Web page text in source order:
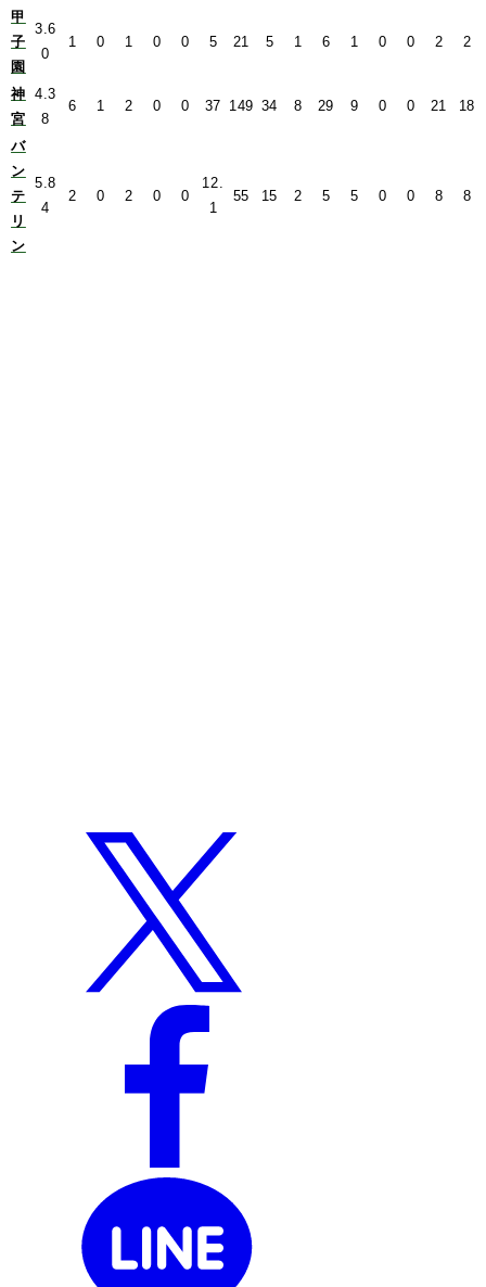
甲
子
園
3.6
0
1 0 1 0 0 5 21 5 1 6 1 0 0 2 2
神
宮
4.3
8
6 1 2 0 0 37 149 34 8 29 9 0 0 21 18
バ
ン
テ
リ
ン
5.8
4
2 0 2 0 0
12.
1
55 15 2 5 5 0 0 8 8